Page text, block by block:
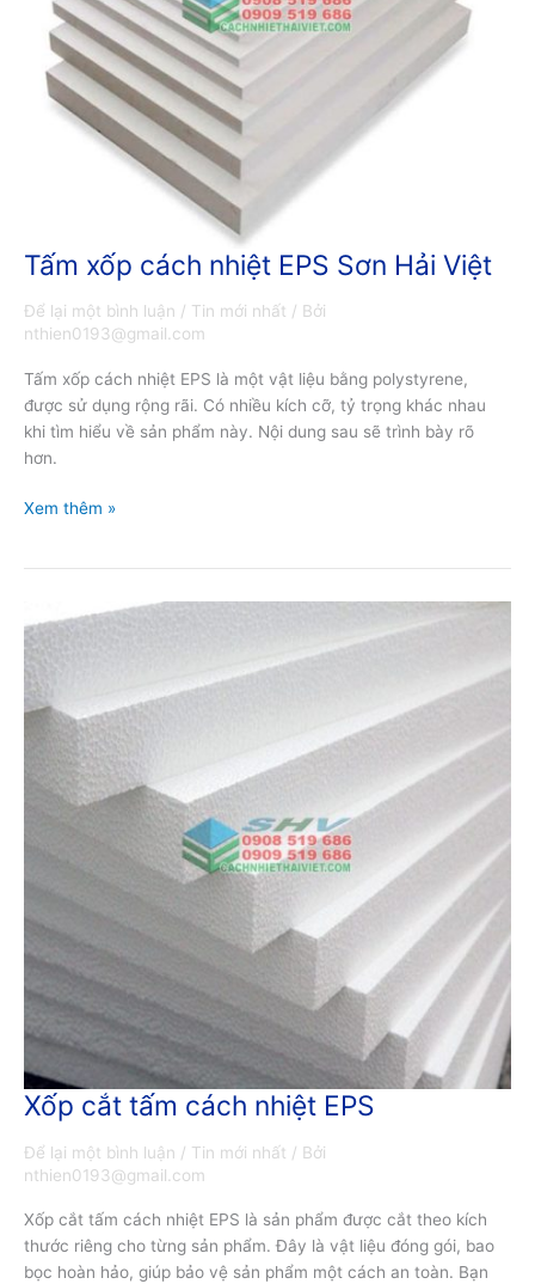
Tấm xốp cách nhiệt EPS Sơn Hải Việt
Để lại một bình luận / Tin mới nhất / Bởi
nthien0193@gmail.com
Tấm xốp cách nhiệt EPS là một vật liệu bằng polystyrene,
được sử dụng rộng rãi. Có nhiều kích cỡ, tỷ trọng khác nhau
khi tìm hiểu về sản phẩm này. Nội dung sau sẽ trình bày rõ
hơn.
Tấm
cách
nhiệt
Sơn
Hải
Việt
Xem thêm »
Xốp cắt tấm cách nhiệt EPS
Để lại một bình luận / Tin mới nhất / Bởi
nthien0193@gmail.com
Xốp cắt tấm cách nhiệt EPS là sản phẩm được cắt theo kích
thước riêng cho từng sản phẩm. Đây là vật liệu đóng gói, bao
bọc hoàn hảo, giúp bảo vệ sản phẩm một cách an toàn. Bạn
Xốp
tấm
cách
EPS